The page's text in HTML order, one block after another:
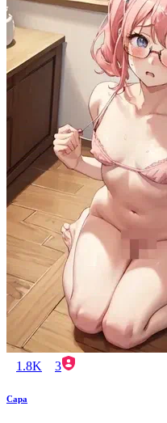
1.8K 3
Сара